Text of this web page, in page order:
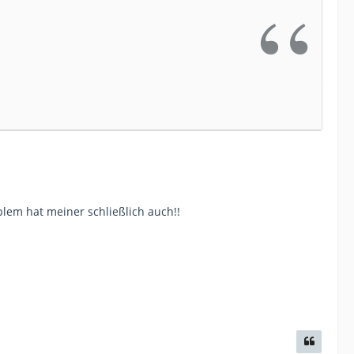
hat meiner schließlich auch!!